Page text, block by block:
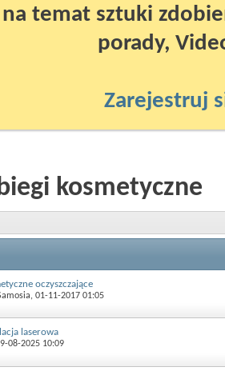
temat sztuki
porady,
Zarejestruj
kosmetyczne
oczyszczające
, 01-11-2017 01:05
laserowa
08-2025 10:09